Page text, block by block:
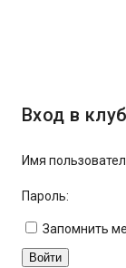
Вход в клуб
Имя
Пароль:
Запомнить
Войти